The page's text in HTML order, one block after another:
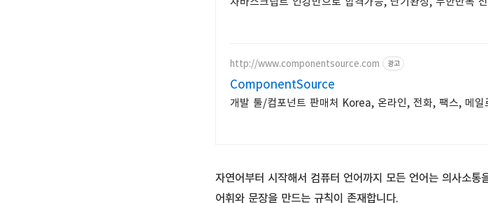
http://www.componentsource.com 광고
ComponentSource
개발 툴/컴포넌트 판매처 Korea, 온라인, 전화, 팩스, 메일
자연어부터 시작해서 컴퓨터 언어까지 모든 언어는 의사소
어휘와 문장을 만드는 규칙이 존재합니다.